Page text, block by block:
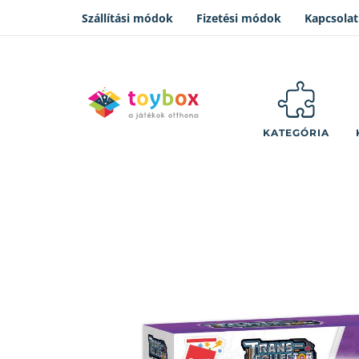
Szállítási módok Fizetési módok Kapcsolat
KATEGÓRIA